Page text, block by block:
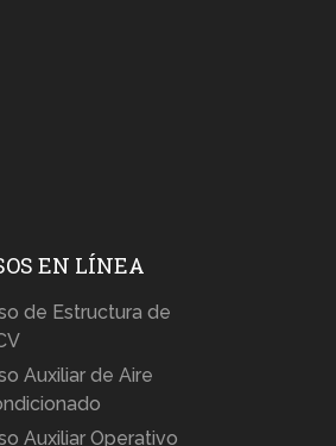
EN LÍNEA
de Estructura de
Auxiliar de Aire
Auxiliar Operativo